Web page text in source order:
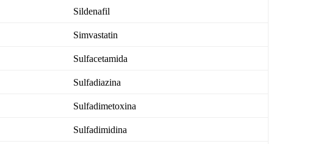
Sildenafil
Simvastatin
Sulfacetamida
Sulfadiazina
Sulfadimetoxina
Sulfadimidina